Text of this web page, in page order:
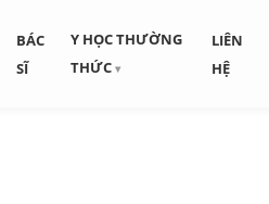
BÁC
SĨ
Y HỌC THƯỜNG
THỨC
LIÊN
HỆ